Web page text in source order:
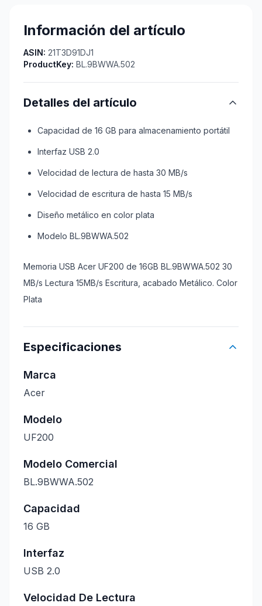
Información del artículo
ASIN: 21T3D91DJ1
ProductKey: BL.9BWWA.502
Detalles del artículo
Capacidad de 16 GB para almacenamiento portátil
Interfaz USB 2.0
Velocidad de lectura de hasta 30 MB/s
Velocidad de escritura de hasta 15 MB/s
Diseño metálico en color plata
Modelo BL.9BWWA.502
Memoria USB Acer UF200 de 16GB BL.9BWWA.502 30
MB/s Lectura 15MB/s Escritura, acabado Metálico. Color
Plata
Especificaciones
Marca
Acer
Modelo
UF200
Modelo Comercial
BL.9BWWA.502
Capacidad
16 GB
Interfaz
USB 2.0
Velocidad De Lectura